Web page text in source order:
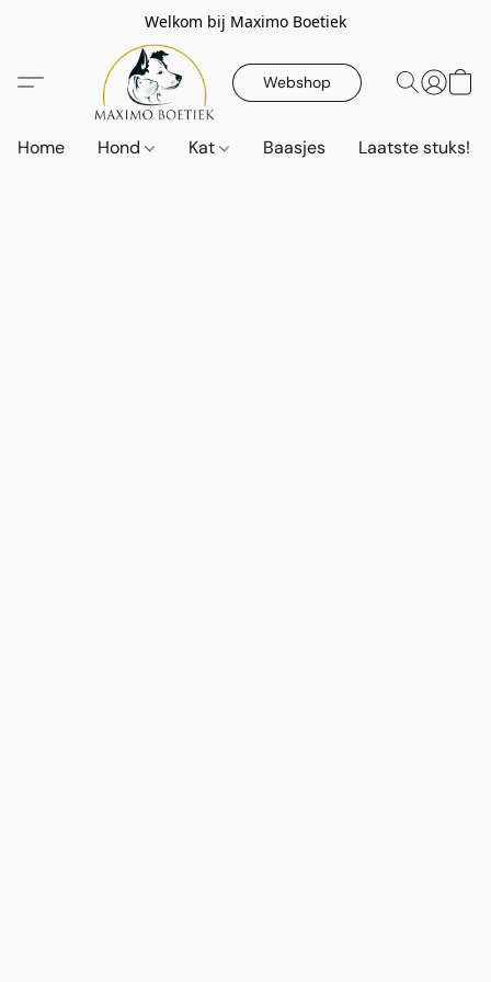
Welkom bij Maximo Boetiek
Webshop
Home Hond Kat Baasjes Laatste stuks!